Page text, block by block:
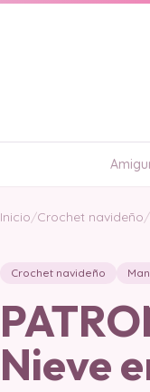
Inicio/Crochet navideño/
Crochet navideño
Nieve